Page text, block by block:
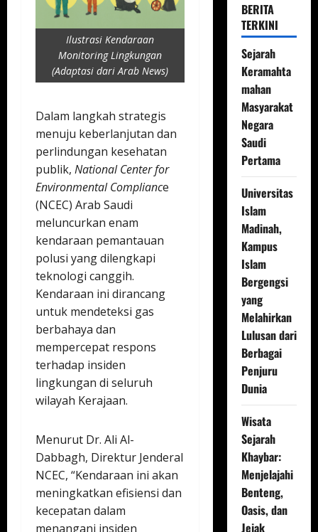
Ilustrasi Kendaraan
Monitoring Lingkungan
(Adaptasi dari Arab News)
Dalam langkah strategis
menuju keberlanjutan dan
perlindungan kesehatan
publik, National Center for
Environmental Compliance
(NCEC) Arab Saudi
meluncurkan enam
kendaraan pemantauan
polusi yang dilengkapi
teknologi canggih.
Kendaraan ini dirancang
untuk mendeteksi gas
berbahaya dan
mempercepat respons
terhadap insiden
lingkungan di seluruh
wilayah Kerajaan.
Menurut Dr. Ali Al-
Dabbagh, Direktur Jenderal
NCEC, “Kendaraan ini akan
meningkatkan efisiensi dan
kecepatan dalam
menangani insiden
BERITA
TERKINI
Sejarah
Keramahta
mahan
Masyarakat
Negara
Saudi
Pertama
Universitas
Islam
Madinah,
Kampus
Islam
Bergengsi
yang
Melahirkan
Lulusan dari
Berbagai
Penjuru
Dunia
Wisata
Sejarah
Khaybar:
Menjelajahi
Benteng,
Oasis, dan
Jejak